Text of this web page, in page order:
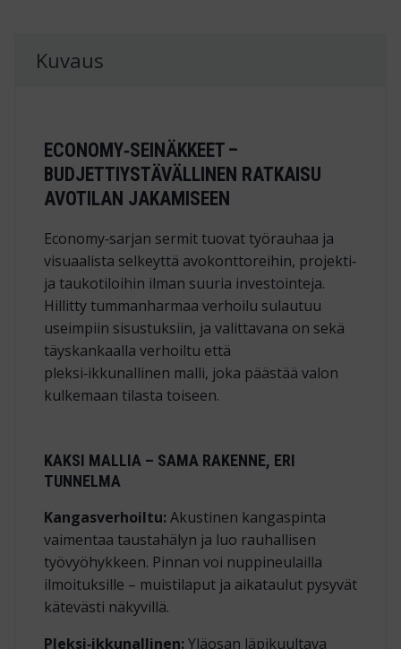
Kuvaus
ECONOMY‑SEINÄKKEET –
BUDJETTIYSTÄVÄLLINEN RATKAISU
AVOTILAN JAKAMISEEN
Economy‑sarjan sermit tuovat työrauhaa ja
visuaalista selkeyttä avokonttoreihin, projekti‑
ja taukotiloihin ilman suuria investointeja.
Hillitty tummanharmaa verhoilu sulautuu
useimpiin sisustuksiin, ja valittavana on sekä
täyskankaalla verhoiltu että
pleksi‑ikkunallinen malli, joka päästää valon
kulkemaan tilasta toiseen.
KAKSI MALLIA – SAMA RAKENNE, ERI
TUNNELMA
Kangasverhoiltu:Akustinen kangaspinta
vaimentaa taustahälyn ja luo rauhallisen
työvyöhykkeen. Pinnan voi nuppineulailla
ilmoituksille – muistilaput ja aikataulut pysyvät
kätevästi näkyvillä.
Pleksi‑ikkunallinen:Yläosan läpikuultava